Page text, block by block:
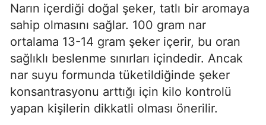
Narın içerdiği doğal şeker, tatlı bir aromaya
sahip olmasını sağlar. 100 gram nar
ortalama 13-14 gram şeker içerir, bu oran
sağlıklı beslenme sınırları içindedir. Ancak
nar suyu formunda tüketildiğinde şeker
konsantrasyonu arttığı için kilo kontrolü
yapan kişilerin dikkatli olması önerilir.